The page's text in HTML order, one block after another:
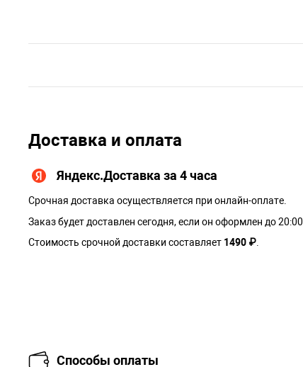
Доставка и оплата
Яндекс.Доставка за 4 часа
Срочная доставка осуществляется при онлайн-оплате.
Заказ будет доставлен сегодня, если он оформлен до 20:00.
Стоимость срочной доставки составляет 1490 ₽
Способы оплаты